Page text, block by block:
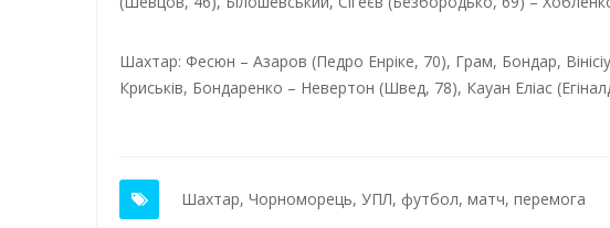
Шахтар: Фесюн – Азаров (Педро Енріке, 70), Грам, Бондар,
Криськів, Бондаренко – Невертон (Швед, 78), Кауан Еліас
Шахтар, Чорноморець, УПЛ, футбол, матч, перемога